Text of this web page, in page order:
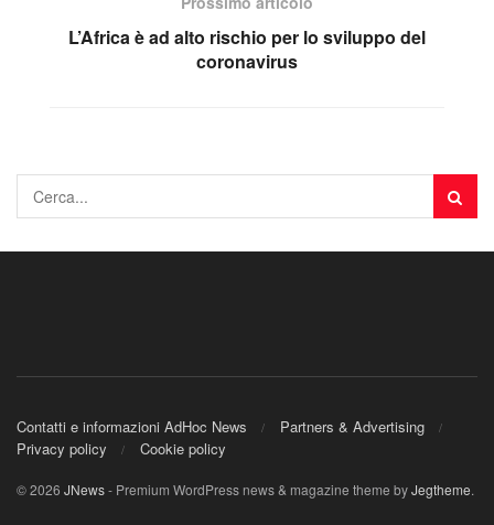
L’Africa è ad alto rischio per lo sviluppo del
coronavirus
Contatti e informazioni AdHoc News
Partners & Advertising
Privacy policy
Cookie policy
© 2026 JNews- Premium WordPress news & magazine theme byJegtheme.